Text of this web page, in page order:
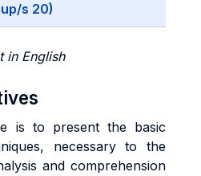
s 20)
in English
is to present the basic
necessary to the
and comprehension